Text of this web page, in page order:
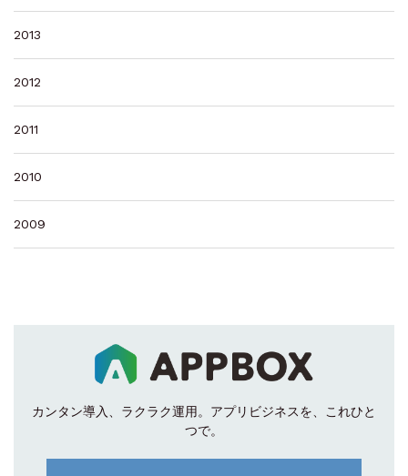
2013
2012
2011
2010
2009
カンタン導入、ラクラク運用。 アプリビジネスを、これひと
つで。